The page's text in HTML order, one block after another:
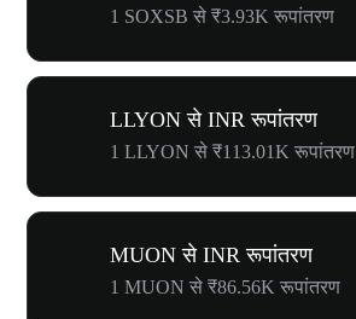
1 SOXSB से ₹3.93K रूपांतरण
LLYON से INR रूपांतरण
1 LLYON से ₹113.01K रूपांतरण
MUON से INR रूपांतरण
1 MUON से ₹86.56K रूपांतरण